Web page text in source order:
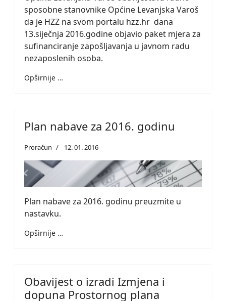
sposobne stanovnike Općine Levanjska Varoš
da je HZZ na svom portalu hzz.hr dana
13.siječnja 2016.godine objavio paket mjera za
sufinanciranje zapošljavanja u javnom radu
nezaposlenih osoba.
Opširnije …
Plan nabave za 2016. godinu
Proračun 12. 01. 2016
Plan nabave za 2016. godinu preuzmite u
nastavku.
Opširnije …
Obavijest o izradi Izmjena i
dopuna Prostornog plana